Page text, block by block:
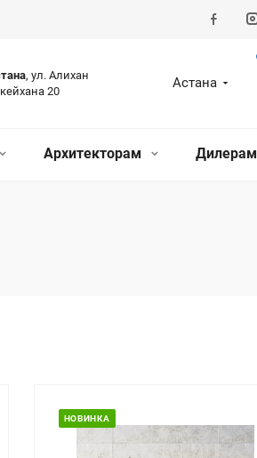
Астана
, ул. Алихан
20
Архитекторам Дилерам
НОВИНКА